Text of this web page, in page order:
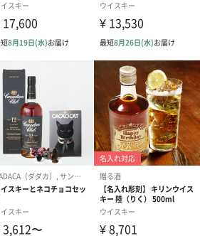
デザインは一部変更する場合がありま
写真付きメッセージカ
ード（Thank you）ピ
ンク（680円）
【誕生日】
刷なし）（